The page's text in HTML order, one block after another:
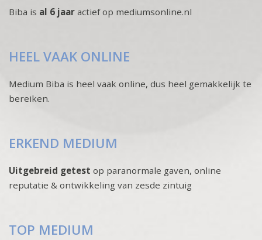
Biba is al 6 jaar actief op mediumsonline.nl
HEEL VAAK ONLINE
Medium Biba is heel vaak online, dus heel gemakkelijk te
bereiken.
ERKEND MEDIUM
Uitgebreid getest op paranormale gaven, online
reputatie & ontwikkeling van zesde zintuig
TOP MEDIUM